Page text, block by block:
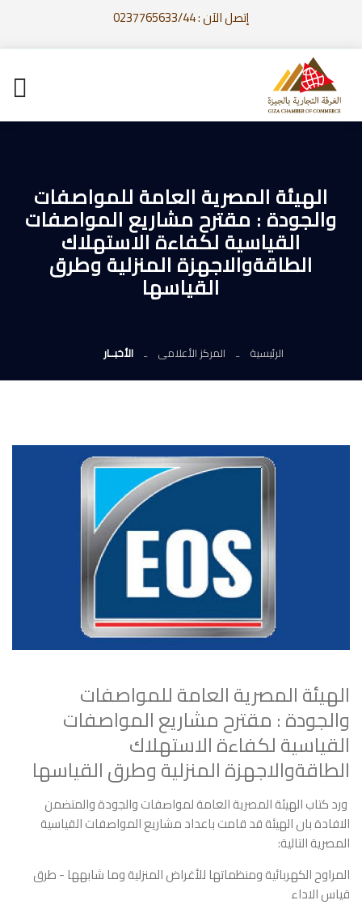
إتصل الآن : 0237765633/44
الهيئة المصرية العامة للمواصفات
والجودة : مقترح مشاريع المواصفات
القياسية لكفاءة الاستهلاك
الطاقةوالاجهزة المنزلية وطرق
القياسها
الرئيسية المركز الأعلامى الأخبــار
الهيئة المصرية العامة للمواصفات
والجودة : مقترح مشاريع المواصفات
القياسية لكفاءة الاستهلاك
الطاقةوالاجهزة المنزلية وطرق القياسها
ورد كتاب الهيئة المصرية العامة لمواصفات والجودة والمتضمن
الافادة بان الهيئة قد قامت باعداد مشاريع المواصفات القياسية
المصرية التالية:
المراوح الكهربائية ومنظماتها للأغراض المنزلية وما شابهها - طرق
قياس الاداء